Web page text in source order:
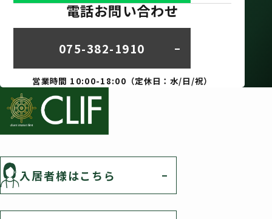
電話お問い合わせ
075-382-1910
営業時間 10:00-18:00（定休日：水/日/祝）
入居者様はこちら